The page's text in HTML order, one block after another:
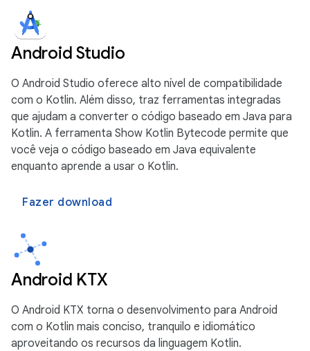
Android Studio
O Android Studio oferece alto nível de compatibilidade
com o Kotlin. Além disso, traz ferramentas integradas
que ajudam a converter o código baseado em Java para
Kotlin. A ferramenta Show Kotlin Bytecode permite que
você veja o código baseado em Java equivalente
enquanto aprende a usar o Kotlin.
Fazer download
Android KTX
O Android KTX torna o desenvolvimento para Android
com o Kotlin mais conciso, tranquilo e idiomático
aproveitando os recursos da linguagem Kotlin.